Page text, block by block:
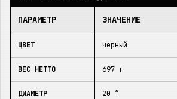
ПАРАМЕТР ЗНАЧЕНИЕ
ЦВЕТ черный
ВЕС НЕТТО 697 г
ДИАМЕТР 20 ″